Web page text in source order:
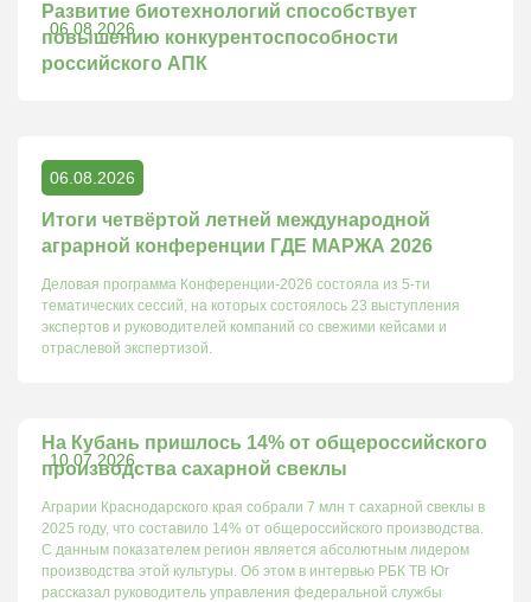
06.08.2026
Развитие биотехнологий способствует
повышению конкурентоспособности
российского АПК
06.08.2026
Итоги четвёртой летней международной
аграрной конференции ГДЕ МАРЖА 2026
Деловая программа Конференции-2026 состояла из 5-ти
тематических сессий, на которых состоялось 23 выступления
экспертов и руководителей компаний со свежими кейсами и
отраслевой экспертизой.
10.07.2026
На Кубань пришлось 14% от общероссийского
производства сахарной свеклы
Аграрии Краснодарского края собрали 7 млн т сахарной свеклы в
2025 году, что составило 14% от общероссийского производства.
С данным показателем регион является абсолютным лидером
производства этой культуры. Об этом в интервью РБК ТВ Юг
рассказал руководитель управления федеральной службы